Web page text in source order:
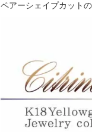
ペアーシェイプカット